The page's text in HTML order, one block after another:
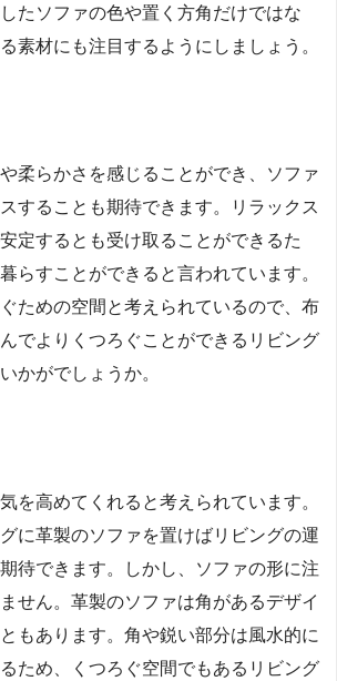
たソファの色や置く方角だけではな
素材にも注目するようにしましょう。
柔らかさを感じることができ、ソファ
することも期待できます。リラックス
定するとも受け取ることができるた
らすことができると言われています。
ための空間と考えられているので、布
でよりくつろぐことができるリビング
かがでしょうか。
を高めてくれると考えられています。
に革製のソファを置けばリビングの運
待できます。しかし、ソファの形に注
せん。革製のソファは角があるデザイ
もあります。角や鋭い部分は風水的に
ため、くつろぐ空間でもあるリビング